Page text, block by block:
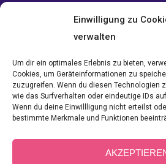
Einwilligung zu
verwalten
Um dir ein optimales Erlebnis zu bieten,
Cookies, um Geräteinformationen zu
zuzugreifen. Wenn du diesen Technologien
wie das Surfverhalten oder eindeutige IDs
Wenn du deine Einwillligung nicht erteilst
bestimmte Merkmale und Funktionen